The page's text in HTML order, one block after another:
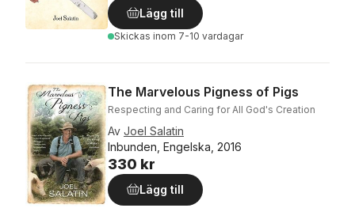
Lägg till
Skickas inom 7-10 vardagar
The Marvelous Pigness of Pigs
Respecting and Caring for All God's Creation
Av Joel Salatin
Inbunden, Engelska, 2016
330 kr
Lägg till